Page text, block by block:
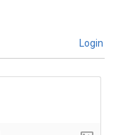
Login